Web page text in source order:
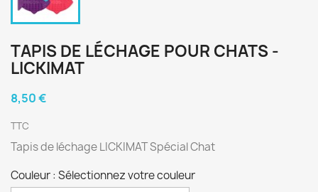
TAPIS DE LÉCHAGE POUR CHATS -
LICKIMAT
8,50 €
TTC
Tapis de léchage LICKIMAT Spécial Chat
Couleur : Sélectionnez votre couleur